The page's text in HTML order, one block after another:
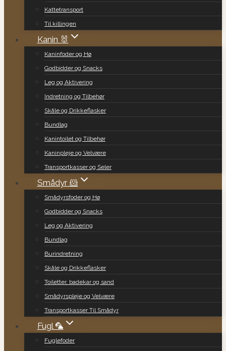
Kattetransport
Til killingen
Kanin 🐰
Kaninfoder og Hø
Godbidder og Snacks
Leg og Aktivering
Indretning og Tilbehør
Skåle og Drikkeflasker
Bundlag
Kanintoilet og Tilbehør
Kaninpleje og Velvære
Transportkasser og Seler
Smådyr 🐹
Smådyrsfoder og Hø
Godbidder og Snacks
Leg og Aktivering
Bundlag
Burindretning
Skåle og Drikkeflasker
Toiletter, badekar og sand
Smådyrspleje og Velvære
Transportkasser Til Smådyr
Fugl 🦜
Fuglefoder